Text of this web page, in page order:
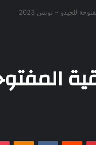
للجيدو – تونس 2023
بينتيريست